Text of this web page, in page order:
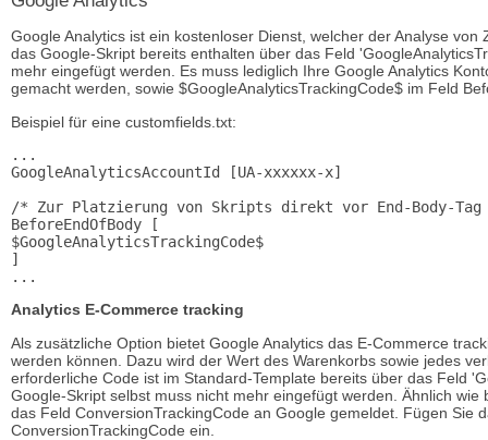
Google Analytics ist ein kostenloser Dienst, welcher der Analyse
das Google-Skript bereits enthalten über das Feld
mehr eingefügt werden. Es muss lediglich Ihre Google Analytics
gemacht werden, sowie $GoogleAnalyticsTrackingCode$ im Feld
Beispiel für eine customfields.txt:
...
GoogleAnalyticsAccountId [UA-xxxxxx-x]
/* Zur Platzierung von Skripts direkt vor End-Body-
BeforeEndOfBody [
$GoogleAnalyticsTrackingCode$
]
Analytics E-Commerce tracking
Als zusätzliche Option bietet Google Analytics das E-Commerce
werden können. Dazu wird der Wert des Warenkorbs sowie jedes
erforderliche Code ist im Standard-Template bereits über das Feld
Google-Skript selbst muss nicht mehr eingefügt werden. Ähnlich
das Feld ConversionTrackingCode an Google gemeldet. Fügen Sie
ConversionTrackingCode ein.